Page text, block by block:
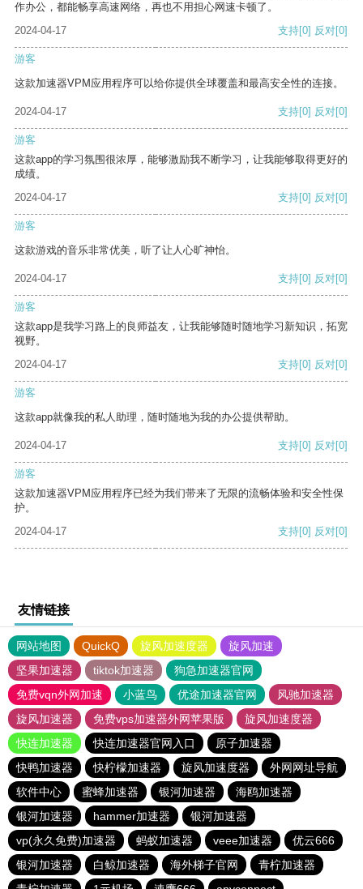
作办公，都能畅享高速网络，再也不用担心网速卡顿了。
2024-04-17
支持[0] 反对[0]
游客
这款加速器VPM应用程序可以给你提供全球覆盖和最高安全性的连接。
2024-04-17 支持[0] 反对[0]
游客
这款app的学习氛围很浓厚，能够激励我不断学习，让我能够取得更好的
成绩。
2024-04-17
支持[0] 反对[0]
游客
这款游戏的音乐非常优美，听了让人心旷神怡。
2024-04-17 支持[0] 反对[0]
游客
这款app是我学习路上的良师益友，让我能够随时随地学习新知识，拓宽
视野。
2024-04-17
支持[0] 反对[0]
游客
这款app就像我的私人助理，随时随地为我的办公提供帮助。
2024-04-17 支持[0] 反对[0]
游客
这款加速器VPM应用程序已经为我们带来了无限的流畅体验和安全性保
护。
2024-04-17
支持[0] 反对[0]
友情链接
网站地图 QuickQ 旋风加速度器
旋风加速
坚果加速器
tiktok加速器
狗急加速器官网
免费vqn外网加速
小蓝鸟 优途加速器官网
风驰加速器
旋风加速器
免费vps加速器外网苹果版
旋风加速度器
快连加速器
快连加速器官网入口
原子加速器
快鸭加速器
快柠檬加速器 旋风加速度器
外网网址导航
软件中心
蜜蜂加速器 银河加速器
海鸥加速器
银河加速器
hammer加速器
银河加速器
vp(永久免费)加速器
蚂蚁加速器 veee加速器
优云666
银河加速器
白鲸加速器 海外梯子官网
青柠加速器